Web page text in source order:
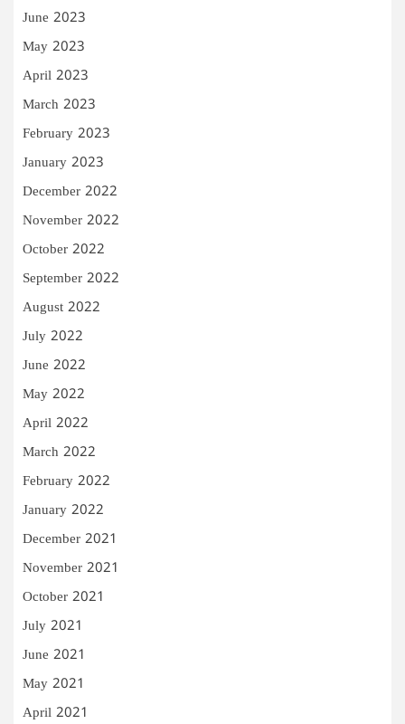
June 2023
May 2023
April 2023
March 2023
February 2023
January 2023
December 2022
November 2022
October 2022
September 2022
August 2022
July 2022
June 2022
May 2022
April 2022
March 2022
February 2022
January 2022
December 2021
November 2021
October 2021
July 2021
June 2021
May 2021
April 2021